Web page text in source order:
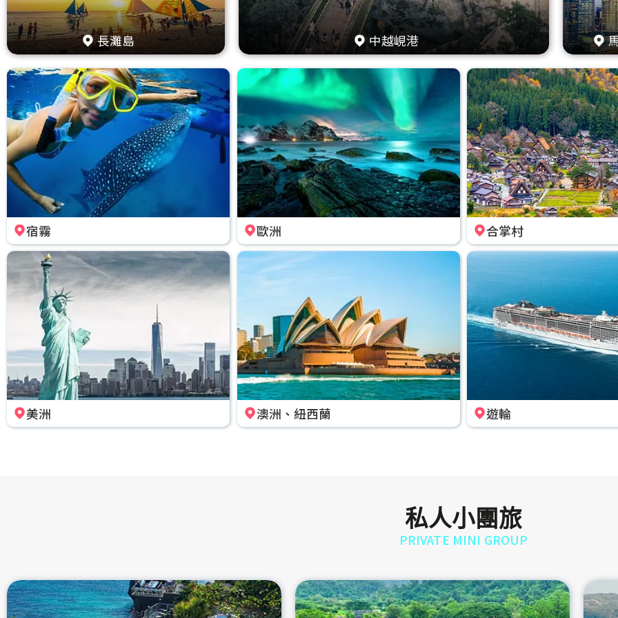
長灘島 中越峴港
宿霧 歐洲 合掌村
美洲 澳洲、紐西蘭 遊輪
私人小團旅
PRIVATE MINI GROUP